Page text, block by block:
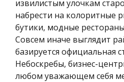
извилистым улочкам
набрести на колоритные
бутики, модные
Совсем иначе выглядит
базируется официальная
Небоскребы, бизнес-
любом уважающем себя